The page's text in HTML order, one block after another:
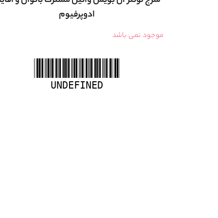
ادوپرفیوم
موجود نمی باشد
UNDEFINED